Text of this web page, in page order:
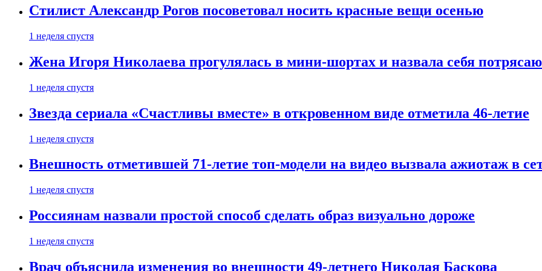
Стилист Александр Рогов посоветовал носить красные вещи осенью
1 неделя спустя
Жена Игоря Николаева прогулялась в мини-шортах и назвала себя
1 неделя спустя
Звезда сериала «Счастливы вместе» в откровенном виде отметила 46-летие
1 неделя спустя
Внешность отметившей 71-летие топ-модели на видео вызвала ажиотаж в
1 неделя спустя
Россиянам назвали простой способ сделать образ визуально дороже
1 неделя спустя
Врач объяснила изменения во внешности 49-летнего Николая Баскова